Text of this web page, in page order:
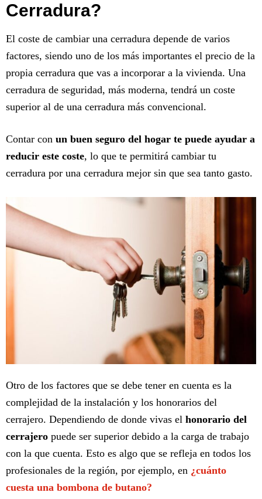
Cerradura?
El coste de cambiar una cerradura depende de varios
factores, siendo uno de los más importantes el precio de la
propia cerradura que vas a incorporar a la vivienda. Una
cerradura de seguridad, más moderna, tendrá un coste
superior al de una cerradura más convencional.
Contar con un buen seguro del hogar te puede ayudar a
reducir este coste, lo que te permitirá cambiar tu
cerradura por una cerradura mejor sin que sea tanto gasto.
Otro de los factores que se debe tener en cuenta es la
complejidad de la instalación y los honorarios del
cerrajero. Dependiendo de donde vivas el honorario del
cerrajero puede ser superior debido a la carga de trabajo
con la que cuenta. Esto es algo que se refleja en todos los
profesionales de la región, por ejemplo, en ¿cuánto
cuesta una bombona de butano?